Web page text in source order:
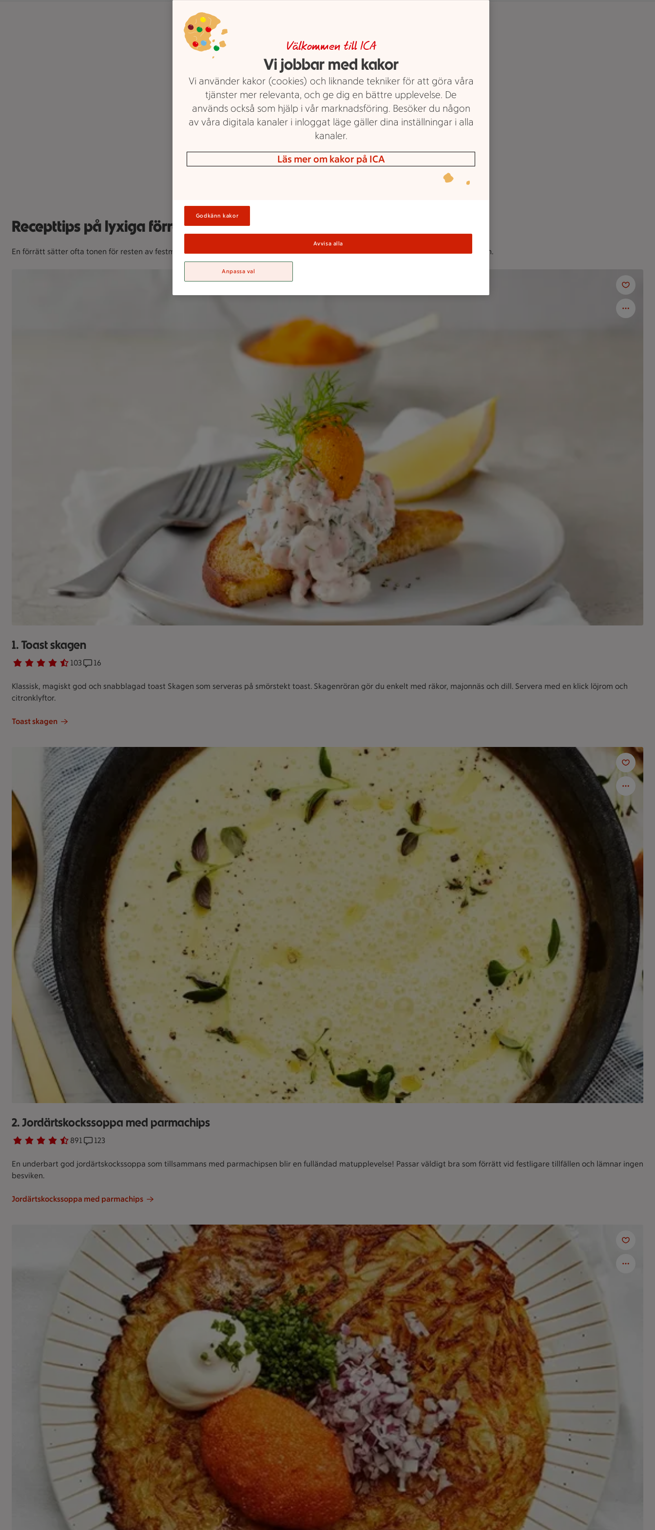
till nyår
Inled med en lyxig förrätt under
årets sista festmåltid! Här hittar du
goda klassiker som kommer golva
dina gäster. Vad sägs om
jordärtskockssoppa, carpaccio eller
räkcocktail?
Text: Jessica Engqvist
Recepttips på lyxiga förrätter till nyår
En förrätt sätter ofta tonen för resten av festmåltiden. Inled med någon av dessa recept och du kommer att lyckas med hela nyårsfesten.
1. Toast skagen
Betyg 4.5 av 5. 103
103 personer har röstatReceptet har 16 kommentarer
16
Klassisk, magiskt god och snabblagad toast Skagen som serveras på smörstekt toast. Skagenröran gör du enkelt med räkor, majonnäs och dill. Servera med en klick löjrom och
citronklyftor.
Toast skagen
2. Jordärtskockssoppa med parmachips
Betyg 4.5 av 5. 891
891 personer har röstatReceptet har 123 kommentarer
123
En underbart god jordärtskockssoppa som tillsammans med parmachipsen blir en fulländad matupplevelse! Passar väldigt bra som förrätt vid festligare tillfällen och lämnar ingen
besviken.
Jordärtskockssoppa med parmachips
Välkommen till ICA
Vi jobbar med kakor
Vi använder kakor (cookies) och liknande tekniker för att göra våra
tjänster mer relevanta, och ge dig en bättre upplevelse. De
används också som hjälp i vår marknadsföring. Besöker du någon
av våra digitala kanaler i inloggat läge gäller dina inställningar i alla
kanaler.
Läs mer om kakor på ICA
Godkänn kakor
Avvisa alla
Anpassa val